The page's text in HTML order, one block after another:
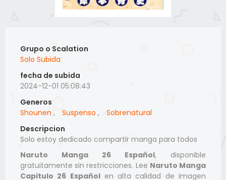
Grupo o Scalation
Solo Subida
fecha de subida
2024-12-01 05:08:43
Generos
Shounen , Suspenso ,
Sobrenatural
Descripcion
Solo estoy dedicado compartir manga para todos
Naruto Manga 26 Español, disponible
gratuitamente sin restricciones. Lee Naruto Manga
Capitulo 26 Españolen alta calidad de imagen